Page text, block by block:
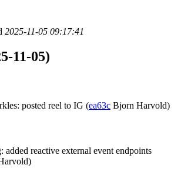
2025-11-05 09:17:41
11-05)
posted reel to IG (ea63c Bjorn Harvold)
added reactive external event endpoints